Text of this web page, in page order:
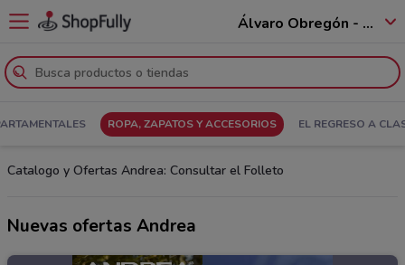
Álvaro Obregón - 01520
ROPA, ZAPATOS Y ACCESORIOS EL REGRESO A
Catalogo y Ofertas Andrea: Consultar el Folleto
Nuevas ofertas Andrea